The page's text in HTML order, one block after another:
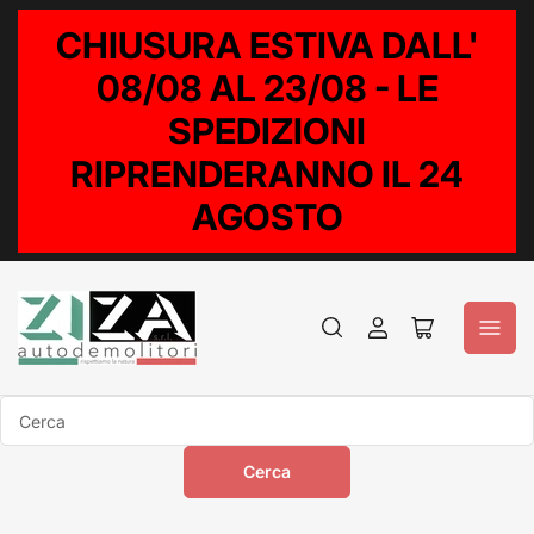
CHIUSURA ESTIVA DALL'
08/08 AL 23/08 - LE
SPEDIZIONI
RIPRENDERANNO IL 24
AGOSTO
AccediApri
Cerca